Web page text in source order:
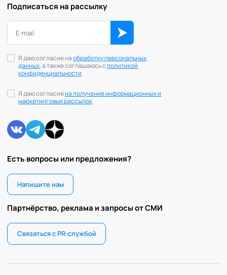
Есть вопросы или предложения?
Напишите нам
Партнёрство, реклама и запросы от СМИ
Связаться с PR-службой
Подписаться на рассылку
Я даю согласие наобработку персональных
данных, а также соглашаюсь сполитикой
конфиденциальности
Я даю согласиена получение информационных и
маркетинговых рассылок